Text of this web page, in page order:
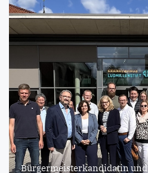
Bürgermeisterkandidatin und